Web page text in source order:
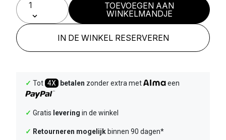
TOEVOEGEN AAN
WINKELMANDJE
IN DE WINKEL RESERVEREN
✓ Tot 4X betalen zonder extra met een
✓ Gratis levering in de winkel
✓ Retourneren mogelijk binnen 90 dagen*